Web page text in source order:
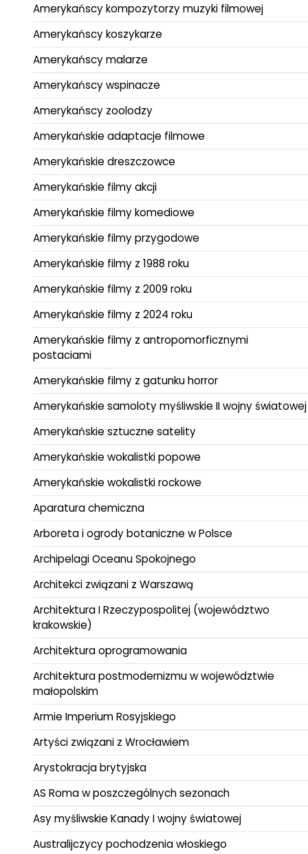
Amerykańscy kompozytorzy muzyki filmowej
Amerykańscy koszykarze
Amerykańscy malarze
Amerykańscy wspinacze
Amerykańscy zoolodzy
Amerykańskie adaptacje filmowe
Amerykańskie dreszczowce
Amerykańskie filmy akcji
Amerykańskie filmy komediowe
Amerykańskie filmy przygodowe
Amerykańskie filmy z 1988 roku
Amerykańskie filmy z 2009 roku
Amerykańskie filmy z 2024 roku
Amerykańskie filmy z antropomorficznymi
postaciami
Amerykańskie filmy z gatunku horror
Amerykańskie samoloty myśliwskie II wojny światowej
Amerykańskie sztuczne satelity
Amerykańskie wokalistki popowe
Amerykańskie wokalistki rockowe
Aparatura chemiczna
Arboreta i ogrody botaniczne w Polsce
Archipelagi Oceanu Spokojnego
Architekci związani z Warszawą
Architektura I Rzeczypospolitej (województwo
krakowskie)
Architektura oprogramowania
Architektura postmodernizmu w województwie
małopolskim
Armie Imperium Rosyjskiego
Artyści związani z Wrocławiem
Arystokracja brytyjska
AS Roma w poszczególnych sezonach
Asy myśliwskie Kanady I wojny światowej
Australijczycy pochodzenia włoskiego